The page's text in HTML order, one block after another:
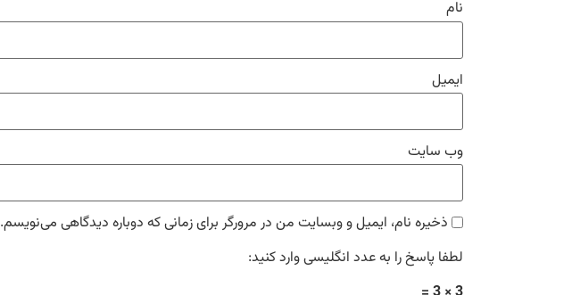
نام
ایمیل
وب‌ سایت
ذخیره نام، ایمیل و وبسایت من در مرورگر برای زمانی که دوباره دیدگاهی می‌نویسم.
لطفا پاسخ را به عدد انگلیسی وارد کنید: